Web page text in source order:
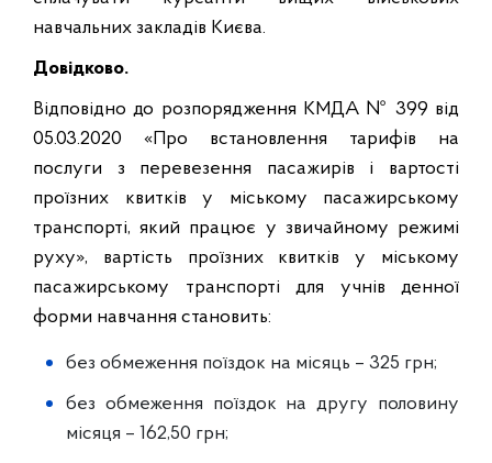
навчальних закладів Києва.
Довідково.
Відповідно до розпорядження КМДА № 399 від
05.03.2020 «Про встановлення тарифів на
послуги з перевезення пасажирів і вартості
проїзних квитків у міському пасажирському
транспорті, який працює у звичайному режимі
руху», вартість проїзних квитків у міському
пасажирському транспорті для учнів денної
форми навчання становить:
без обмеження поїздок на місяць – 325 грн;
без обмеження поїздок на другу половину
місяця – 162,50 грн;